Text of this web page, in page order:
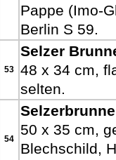
Pappe (Imo-
Berlin S 59.
53
Selzer
48 x 34 cm,
selten.
54
50 x 35 cm,
Blechschild,